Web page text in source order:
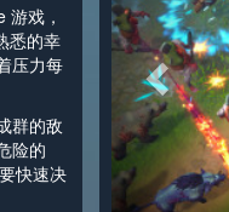
戏，
悉的幸
压力每
群的敌
险的
快速决